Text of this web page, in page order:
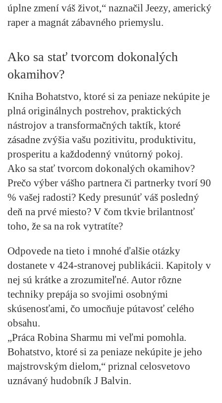
úplne zmení váš život,“ naznačil Jeezy, americký
raper a magnát zábavného priemyslu.
Ako sa stať tvorcom dokonalých
okamihov?
Kniha Bohatstvo, ktoré si za peniaze nekúpite je
plná originálnych postrehov, praktických
nástrojov a transformačných taktík, ktoré
zásadne zvýšia vašu pozitivitu, produktivitu,
prosperitu a každodenný vnútorný pokoj.
Ako sa stať tvorcom dokonalých okamihov?
Prečo výber vášho partnera či partnerky tvorí 90
% vašej radosti? Kedy presunúť váš posledný
deň na prvé miesto? V čom tkvie brilantnosť
toho, že sa na rok vytratíte?
Odpovede na tieto i mnohé ďalšie otázky
dostanete v 424-stranovej publikácii. Kapitoly v
nej sú krátke a zrozumiteľné. Autor rôzne
techniky prepája so svojimi osobnými
skúsenosťami, čo umocňuje pútavosť celého
obsahu.
„Práca Robina Sharmu mi veľmi pomohla.
Bohatstvo, ktoré si za peniaze nekúpite je jeho
majstrovským dielom,“ priznal celosvetovo
uznávaný hudobník J Balvin.